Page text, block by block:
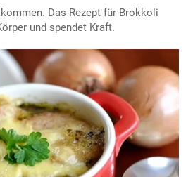
Das Rezept für Brokkoli
und spendet Kraft.